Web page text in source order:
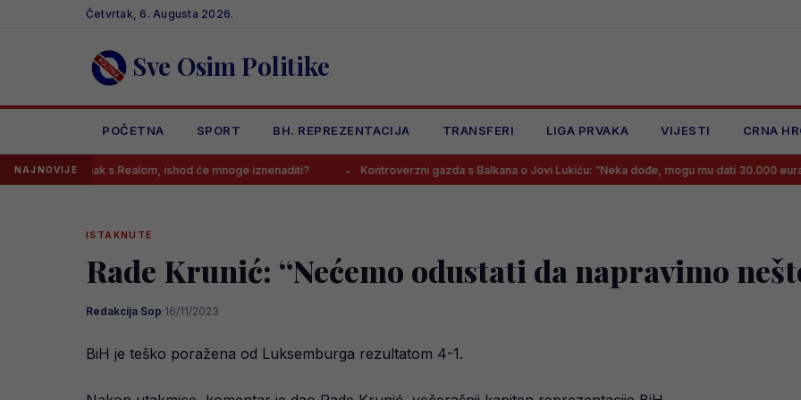
Četvrtak, 6. Augusta 2026.
Sve Osim Politike
POČETNA SPORT BH. REPREZENTACIJA TRANSFERI LIGA PRVAKA VIJESTI CRNA
NAJNOVIJE
s Realom, ishod će mnoge iznenaditi? Kontroverzni gazda s Balkana o Jovi Lukiću: “Neka dođe, mogu mu dati 30.000 eura mjesečno,
ISTAKNUTE
Rade Krunić: “Nećemo odustati da napravimo
Redakcija Sop·16/11/2023
BiH je teško poražena od Luksemburga rezultatom 4-1.